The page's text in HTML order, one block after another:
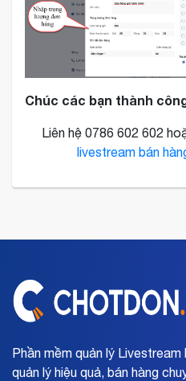
Chúc các bạn thành
Liên hệ 0786 602 602
livestream bán
Phần mềm quản lý
quản lý hiệu quả, bán hàng